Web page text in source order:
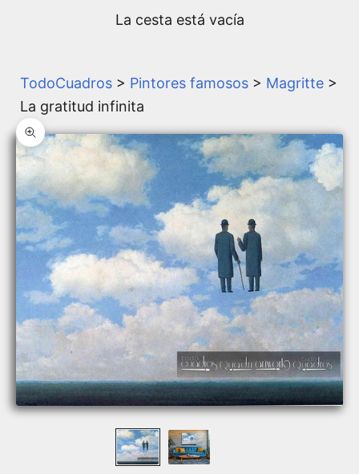
La cesta está vacía
TodoCuadros > Pintores famosos > Magritte >
La gratitud infinita
Zoom